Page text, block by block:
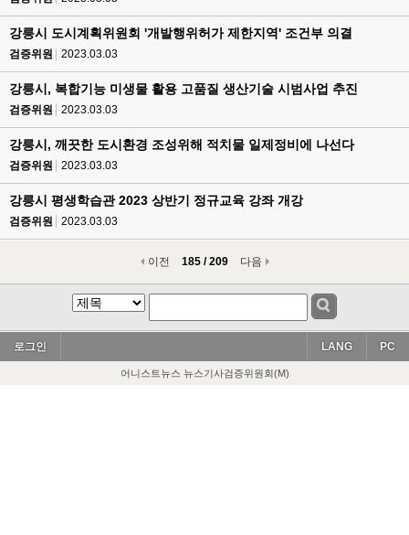
강릉시 도시계획위원회 '개발행위허가 제한지역' 조건부 의결
검증위원 2023.03.03
강릉시, 복합기능 미생물 활용 고품질 생산기술 시범사업 추진
검증위원 2023.03.03
강릉시, 깨끗한 도시환경 조성위해 적치물 일제정비에 나선다
검증위원 2023.03.03
강릉시 평생학습관 2023 상반기 정규교육 강좌 개강
검증위원 2023.03.03
이전 185 / 209 다음
로그인 PC
LANG
어니스트뉴스 뉴스기사검증위원회(M)